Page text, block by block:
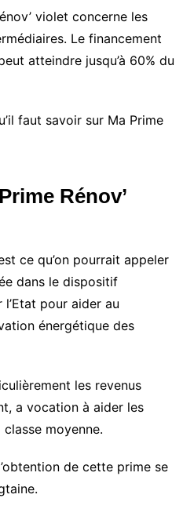
violet concerne les
Le financement
atteindre jusqu’à 60% du
faut savoir sur Ma Prime
Rénov’
ce qu’on pourrait appeler
dans le dispositif
l’Etat pour aider au
énergétique des
les revenus
a vocation à aider les
moyenne.
de cette prime se